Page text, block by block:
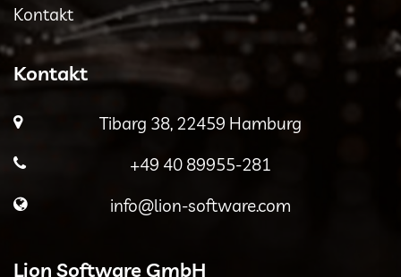
Kontakt
Kontakt
Tibarg 38, 22459 Hamburg
+49 40 89955-281
info@lion-software.com
Lion Software GmbH